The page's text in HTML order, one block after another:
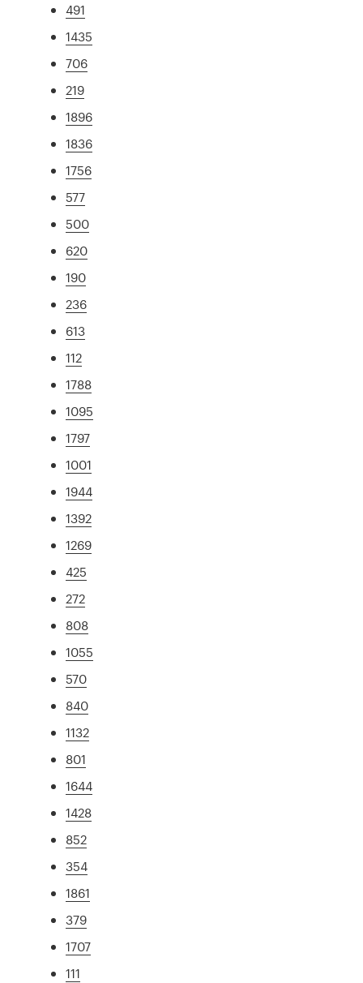
491
1435
706
219
1896
1836
1756
577
500
620
190
236
613
112
1788
1095
1797
1001
1944
1392
1269
425
272
808
1055
570
840
1132
801
1644
1428
852
354
1861
379
1707
111